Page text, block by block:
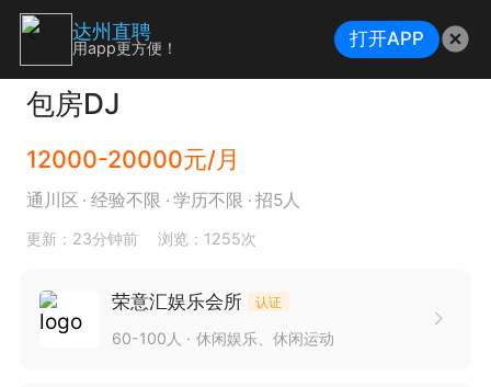
包房DJ
12000-20000元/月
通川区 经验不限 学历不限 招5人
更新：23分钟前 浏览：1255次
荣意汇娱乐会所 认证
60-100人 休闲娱乐、休闲运动
达州直聘
用app更方便！ 打开APP